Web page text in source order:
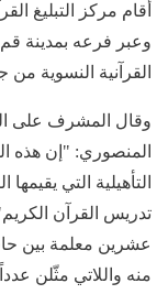
أقام مركز التبليغ
وعبر فرعه بمدينة
القرآنية النسوية من
وقال المشرف على
المنصوري: "إن هذه
التأهيلية التي
تدريس القرآن
عشرين معلمة بين
منه واللاتي مثّلن